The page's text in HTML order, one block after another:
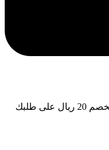
خصم 20 ريال على طلبك